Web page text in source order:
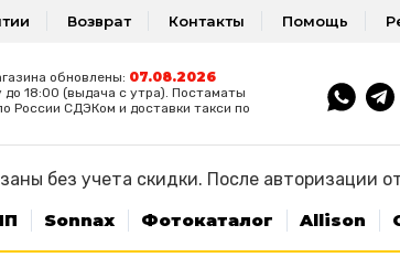
Возврат Контакты Помощь
обновлены: 07.08.2026
18:00 (выдача с утра). Постаматы
России СДЭКом и доставки такси по
без учета скидки. После авторизации
Sonnax Фотокаталог Allison